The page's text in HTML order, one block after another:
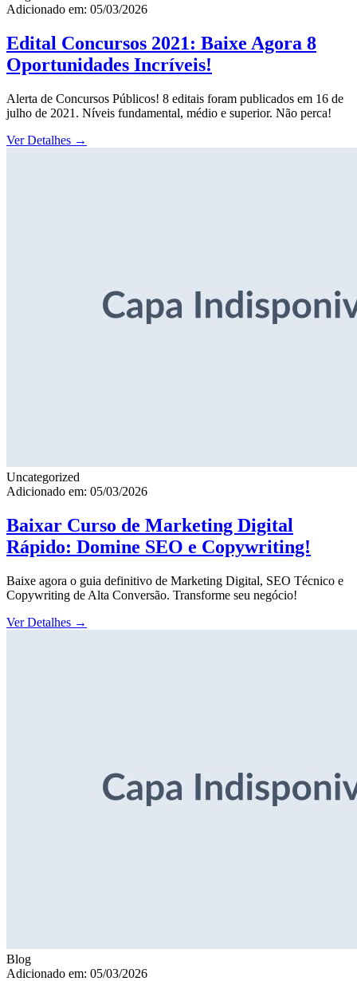
Adicionado em: 05/03/2026
Edital Concursos 2021: Baixe Agora 8
Oportunidades Incríveis!
Alerta de Concursos Públicos! 8 editais foram publicados em 16 de
julho de 2021. Níveis fundamental, médio e superior. Não perca!
Ver Detalhes →
Uncategorized
Adicionado em: 05/03/2026
Baixar Curso de Marketing Digital
Rápido: Domine SEO e Copywriting!
Baixe agora o guia definitivo de Marketing Digital, SEO Técnico e
Copywriting de Alta Conversão. Transforme seu negócio!
Ver Detalhes →
Blog
Adicionado em: 05/03/2026